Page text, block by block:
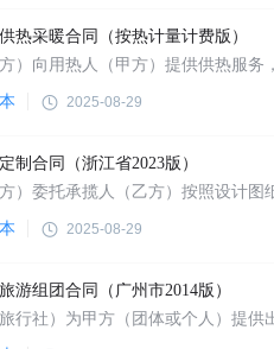
热采暖合同（按热计量计费版）
2025-08-29
制合同（浙江省2023版）
2025-08-29
游组团合同（广州市2014版）